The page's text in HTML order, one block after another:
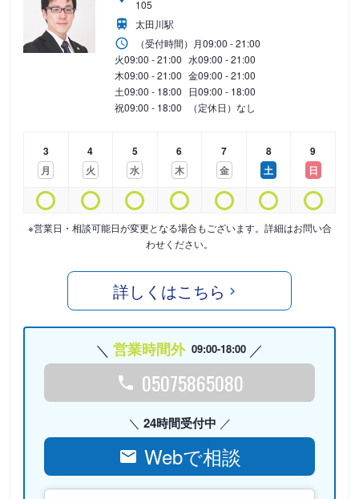
105
太田川駅
（受付時間） 月09:00 - 21:00
火09:00 - 21:00 水09:00 - 21:00
木09:00 - 21:00 金09:00 - 21:00
土09:00 - 18:00 日09:00 - 18:00
祝09:00 - 18:00 （定休日）なし
3
月
4
火
5
水
6
木
7
金
8
土
9
日
※営業日・相談可能日が変更となる場合もございます。詳細はお問い合
わせください。
詳しくはこちら
営業時間外 09:00-18:00
05075865080
24時間受付中
Webで相談